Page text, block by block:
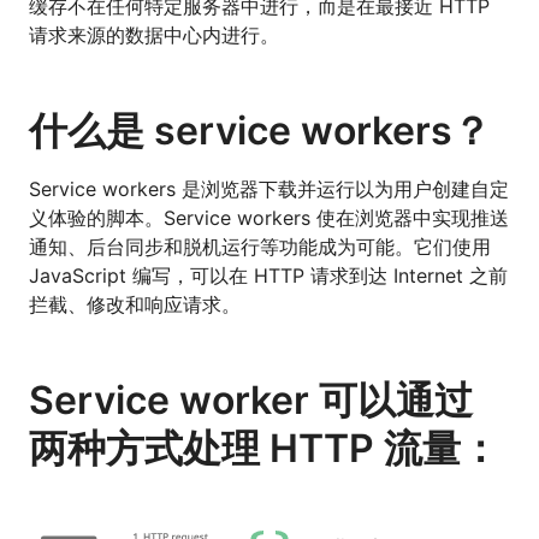
缓存不在任何特定服务器中进行，而是在最接近 HTTP
请求来源的数据中心内进行。
什么是 service workers？
Service workers 是浏览器下载并运行以为用户创建自定
义体验的脚本。Service workers 使在浏览器中实现推送
通知、后台同步和脱机运行等功能成为可能。它们使用
JavaScript 编写，可以在 HTTP 请求到达 Internet 之前
拦截、修改和响应请求。
Service worker 可以通过
两种方式处理 HTTP 流量：